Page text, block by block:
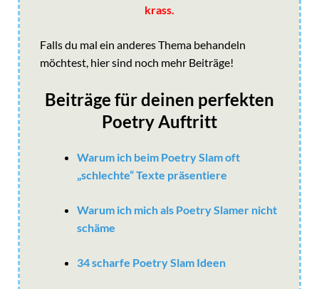
krass.
Falls du mal ein anderes Thema behandeln
möchtest, hier sind noch mehr Beiträge!
Beiträge für deinen perfekten
Poetry Auftritt
Warum ich beim Poetry Slam oft
„schlechte“ Texte präsentiere
Warum ich mich als Poetry Slamer nicht
schäme
34 scharfe Poetry Slam Ideen